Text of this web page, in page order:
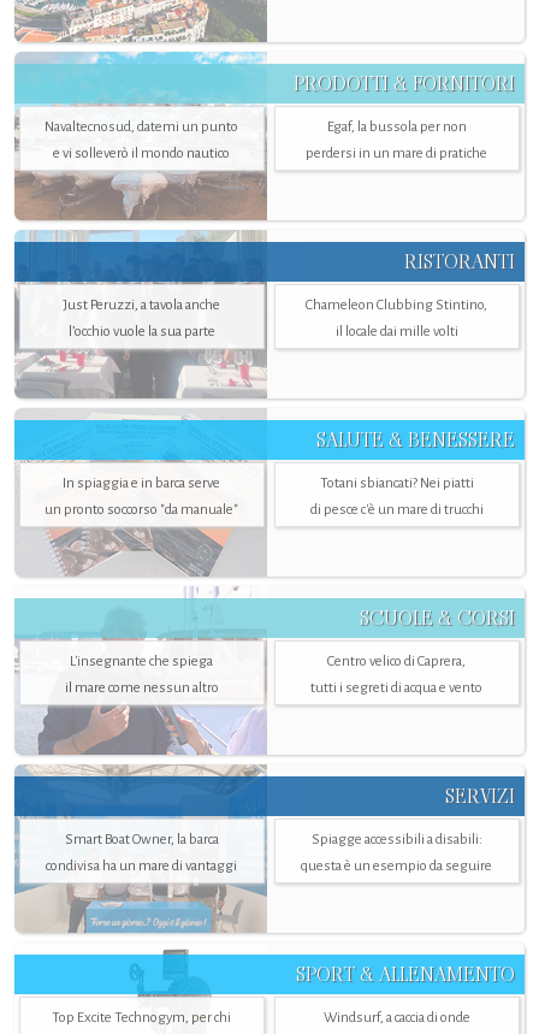
PRODOTTI & FORNITORI
Navaltecnosud, datemi un punto
e vi solleverò il mondo nautico
Egaf, la bussola per non
perdersi in un mare di pratiche
RISTORANTI
Just Peruzzi, a tavola anche
l’occhio vuole la sua parte
Chameleon Clubbing Stintino,
il locale dai mille volti
SALUTE & BENESSERE
In spiaggia e in barca serve
un pronto soccorso "da manuale"
Totani sbiancati? Nei piatti
di pesce c'è un mare di trucchi
SCUOLE & CORSI
L'insegnante che spiega
il mare come nessun altro
Centro velico di Caprera,
tutti i segreti di acqua e vento
SERVIZI
Smart Boat Owner, la barca
condivisa ha un mare di vantaggi
Spiagge accessibili a disabili:
questa è un esempio da seguire
SPORT & ALLENAMENTO
Top Excite Technogym, per chi
Windsurf, a caccia di onde